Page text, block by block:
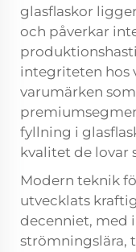
glasflaskor
och påverkar
integriteten hos
varumärken
fyllning i
kvalitet de lovar
Modern teknik
utvecklats
decenniet, med
strömningslära,